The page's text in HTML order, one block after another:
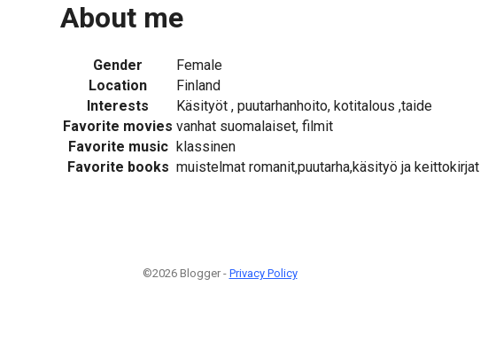
About me
Gender
Female
Location
Finland
Interests
Käsityöt , puutarhanhoito, kotitalous ,taide
Favorite movies vanhat suomalaiset, filmit
Favorite music klassinen
Favorite books muistelmat romanit,puutarha,käsityö ja keittokirjat
©2026 Blogger - Privacy Policy